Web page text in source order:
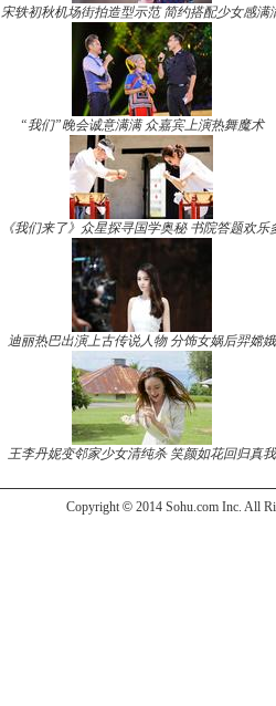
宋轶初秋机场街拍造型示范 简约搭配少女感满
“我们”晚会诚意满满 众嘉宾上演热舞魔术
《我们来了》众星探寻国学奥秘 书院答题欢乐
迪丽热巴出演上古传说人物 分饰女娲后羿嫦娥
王李丹妮变邻家少女清纯杀 笑颜如花回归真我
Copyright © 2014 Sohu.com Inc. All